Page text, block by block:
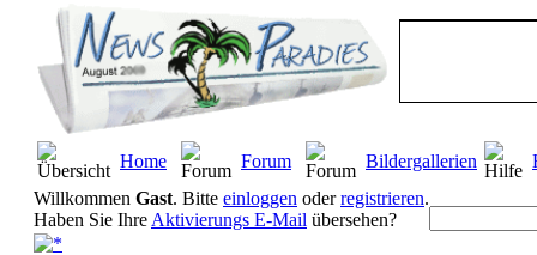
Home Forum Bildergallerien
Willkommen Gast. Bitte einloggen oderregistrieren.
Haben Sie Ihre Aktivierungs E-Mail übersehen?